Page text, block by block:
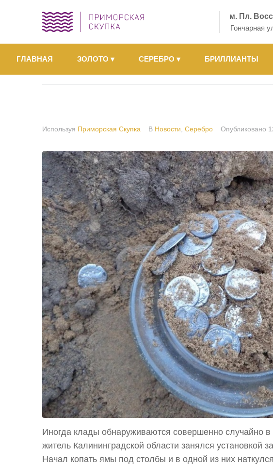
м. Пл.
Гончарная
ГЛАВНАЯ ЗОЛОТО ▾ СЕРЕБРО ▾ БРИЛЛИАНТЫ
Используя Приморская Скупка В Новости Серебро Опубликовано
Иногда клады обнаруживаются совершенно случайно
житель Калининградской области занялся установкой
Начал копать ямы под столбы и в одной из них